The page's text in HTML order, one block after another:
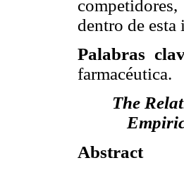
dentro de esta
Palabras
farmacéutica.
The
Abstract